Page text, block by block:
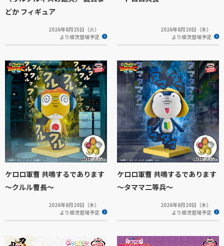
どか フィギュア
2026年8月25日（火）
より順次登場予定
2026年8月20日（木）
より順次登場予定
ケロロ軍曹 共鳴するであります
～クルル曹長～
2026年8月20日（木）
より順次登場予定
ケロロ軍曹 共鳴するであります
～タママ二等兵～
2026年8月20日（木）
より順次登場予定